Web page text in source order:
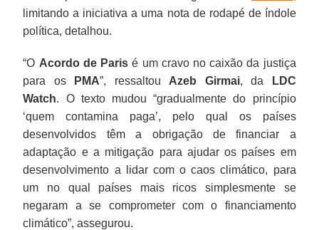
limitando a iniciativa a uma nota de rodapé de índole
política, detalhou.
“O Acordo de Paris é um cravo no caixão da justiça
para os
PMA”, ressaltou Azeb Girmai, da
LDC
Watch. O texto mudou “gradualmente do princípio
‘quem contamina paga’, pelo qual os países
desenvolvidos têm a obrigação de financiar a
adaptação e a mitigação para ajudar os países em
desenvolvimento a lidar com o caos climático, para
um no qual países mais ricos simplesmente se
negaram a se comprometer com o financiamento
climático”, assegurou.